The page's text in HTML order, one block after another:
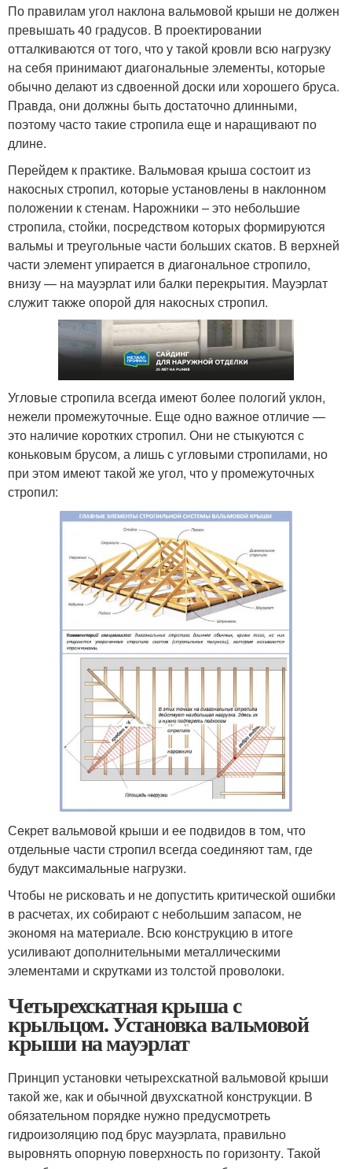
По правилам угол наклона вальмовой крыши не должен
превышать 40 градусов. В проектировании
отталкиваются от того, что у такой кровли всю нагрузку
на себя принимают диагональные элементы, которые
обычно делают из сдвоенной доски или хорошего бруса.
Правда, они должны быть достаточно длинными,
поэтому часто такие стропила еще и наращивают по
длине.
Перейдем к практике. Вальмовая крыша состоит из
накосных стропил, которые установлены в наклонном
положении к стенам. Нарожники – это небольшие
стропила, стойки, посредством которых формируются
вальмы и треугольные части больших скатов. В верхней
части элемент упирается в диагональное стропило,
внизу — на мауэрлат или балки перекрытия. Мауэрлат
служит также опорой для накосных стропил.
Угловые стропила всегда имеют более пологий уклон,
нежели промежуточные. Еще одно важное отличие —
это наличие коротких стропил. Они не стыкуются с
коньковым брусом, а лишь с угловыми стропилами, но
при этом имеют такой же угол, что у промежуточных
стропил:
Секрет вальмовой крыши и ее подвидов в том, что
отдельные части стропил всегда соединяют там, где
будут максимальные нагрузки.
Чтобы не рисковать и не допустить критической ошибки
в расчетах, их собирают с небольшим запасом, не
экономя на материале. Всю конструкцию в итоге
усиливают дополнительными металлическими
элементами и скрутками из толстой проволоки.
Четырехскатная крыша с
крыльцом. Установка вальмовой
крыши на мауэрлат
Принцип установки четырехскатной вальмовой крыши
такой же, как и обычной двухскатной конструкции. В
обязательном порядке нужно предусмотреть
гидроизоляцию под брус мауэрлата, правильно
выровнять опорную поверхность по горизонту. Такой